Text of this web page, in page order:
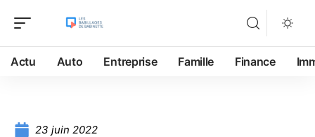
Actu Auto Entreprise Famille Finance
23 juin 2022